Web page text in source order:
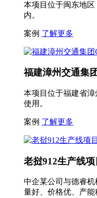
本项目位于闽东地
内。
案例 了解更多
福建漳州交通集
本项目位于福建省
使用。
案例 了解更多
老挝912生产线项
中企某公司与德睿
量好、价格优、产能